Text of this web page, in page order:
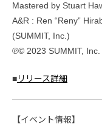
Mastered by Stuart
A&R : Ren “Reny”
(SUMMIT, Inc.)
℗© 2023 SUMMIT, Inc.
■リリース詳細
【イベント情報】